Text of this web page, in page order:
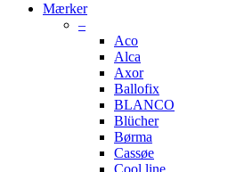
Mærker
–
Aco
Alca
Axor
Ballofix
BLANCO
Blücher
Børma
Cassøe
Cool line